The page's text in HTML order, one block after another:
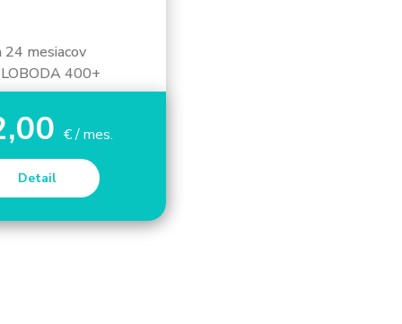
24 mesiacov
400+
€ / mes.
Detail